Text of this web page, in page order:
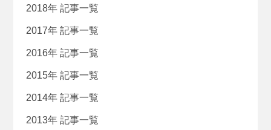
2018年 記事一覧
2017年 記事一覧
2016年 記事一覧
2015年 記事一覧
2014年 記事一覧
2013年 記事一覧